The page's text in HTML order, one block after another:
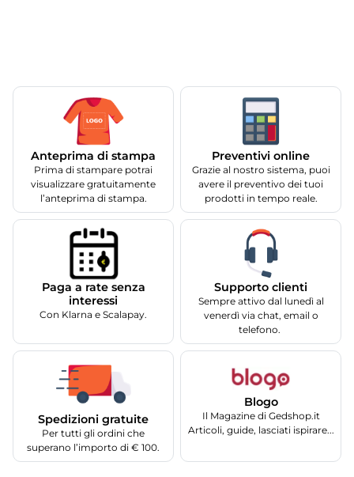
Anteprima di stampa
Prima di stampare potrai
visualizzare gratuitamente
l’anteprima di stampa.
Preventivi online
Grazie al nostro sistema, puoi
avere il preventivo dei tuoi
prodotti in tempo reale.
Paga a rate senza
interessi
Con Klarna e Scalapay.
Supporto clienti
Sempre attivo dal lunedì al
venerdì via chat, email o
telefono.
Spedizioni gratuite
Per tutti gli ordini che
superano l’importo di € 100.
Blogo
Il Magazine di Gedshop.it
Articoli, guide, lasciati ispirare...